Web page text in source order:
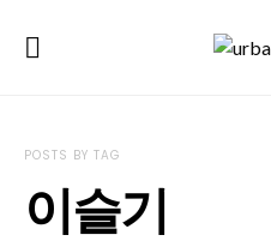
POSTS BY TAG
이슬기